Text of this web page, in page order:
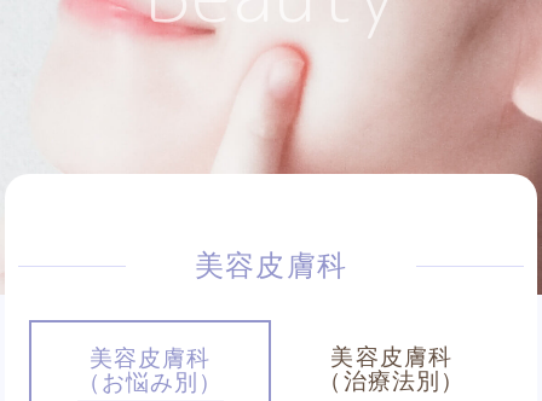
美容皮膚科
美容皮膚科
（お悩み別）
美容皮膚科
（治療法別）